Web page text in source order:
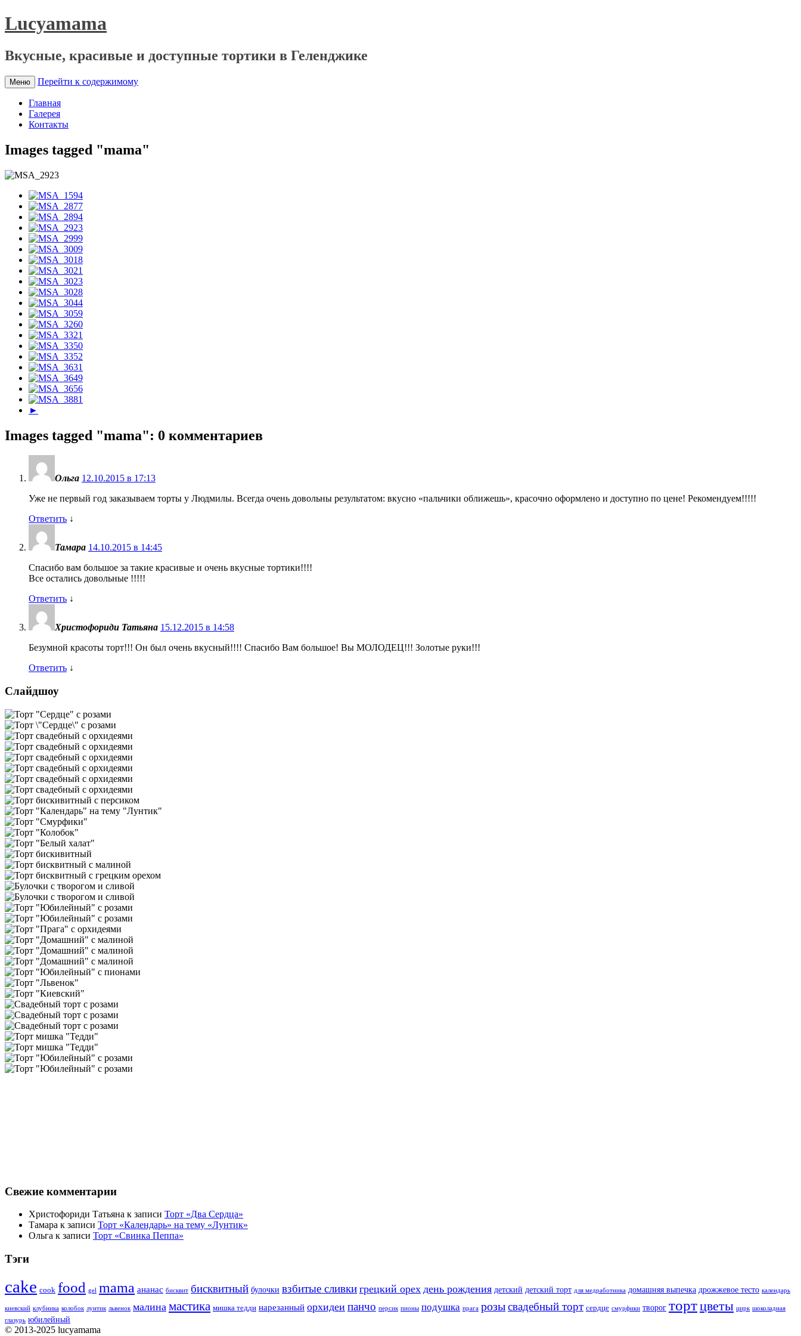
Lucyamama
Вкусные, красивые и доступные тортики в Геленджике
Меню Перейти к содержимому
Главная
Галерея
Контакты
Images tagged "mama"
►
Images tagged "mama": 0 комментариев
Ольга 12.10.2015 в 17:13
Уже не первый год заказываем торты у Людмилы. Всегда очень довольны результатом: вкусно «пальчики оближешь», красочно оформлено и доступно по цене! Рекомендуем!!!!!
Ответить ↓
Тамара 14.10.2015 в 14:45
Спасибо вам большое за такие красивые и очень вкусные тортики!!!!
Все остались довольные !!!!!
Ответить ↓
Христофориди Татьяна 15.12.2015 в 14:58
Безумной красоты торт!!! Он был очень вкусный!!!! Спасибо Вам большое! Вы МОЛОДЕЦ!!! Золотые руки!!!
Ответить ↓
Cлайдшоу
Свежие комментарии
Христофориди Татьяна к записи Торт «Два Сердца»
Тамара к записи Торт «Календарь» на тему «Лунтик»
Ольга к записи Торт «Свинка Пеппа»
Тэги
cake cook food gel mama ананас бисквит бисквитный булочки взбитые сливки грецкий орех день рождения детский детский торт для медработника домашняя выпечка дрожжевое тесто календарь
киевский клубника колобок лунтик львенок малина мастика мишка тедди нарезанный орхидеи панчо персик пионы подушка прага розысвадебный торт сердце смурфики творог тортцветы цирк шоколадная
глазурь юбилейный
© 2013-2025 lucyamama